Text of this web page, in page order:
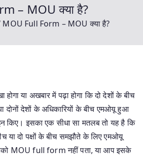
– MOU क्या है?
MOU Full Form – MOU क्या है?
या अखबार में पढ़ा होगा कि दो देशों के बीच
देशों के अधिकारियों के बीच एमओयू हुआ
किए। इसका एक सीधा सा मतलब तो यह है कि
या दो पक्षों के बीच समझौते के लिए एमओयू
MOU full form नहीं पता, या आप इसके